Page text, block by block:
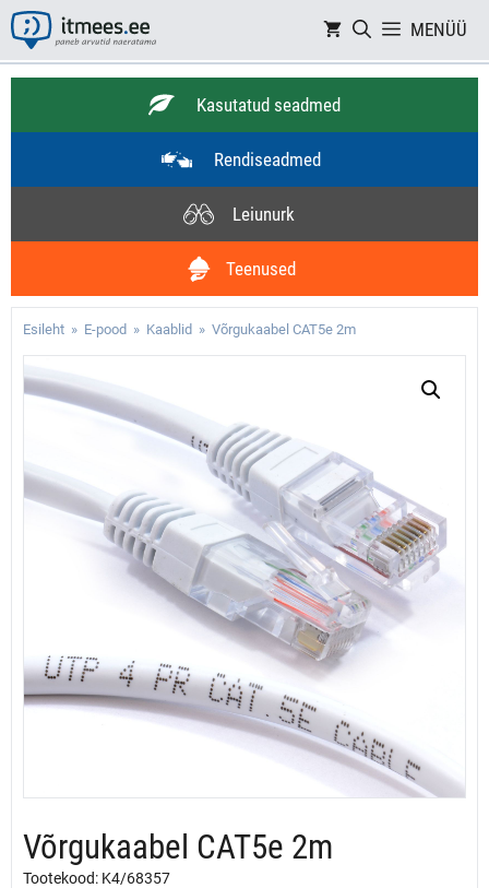
Skip
to
content
MENÜÜ
Kasutatud seadmed
Rendiseadmed
Leiunurk
Teenused
Esileht » E-pood » Kaablid » Võrgukaabel CAT5e 2m
Võrgukaabel CAT5e 2m
Tootekood: K4/68357